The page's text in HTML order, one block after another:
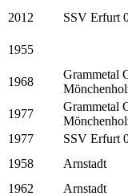
2012 SSV Erfurt
1955
1968
Grammetal
1977
Grammetal
1977
SSV Erfurt
1958
Arnstadt
1962
Arnstadt